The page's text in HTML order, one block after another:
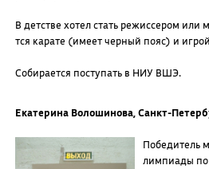
В детстве хотел стать режиссером или
тся карате (имеет черный пояс) и
Собирается поступать в НИУ ВШЭ.
Екатерина Волошинова, Санкт-
Победитель
лимпиады по